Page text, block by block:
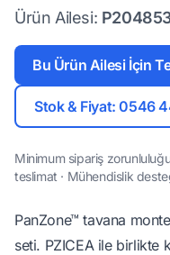
Ürün Ailesi:
Bu Ürün Ailesi İçin
Stok & Fiyat: 0546
Minimum sipariş
teslimat · Mühendislik
PanZone™ tavana
seti. PZICEA ile birlikte